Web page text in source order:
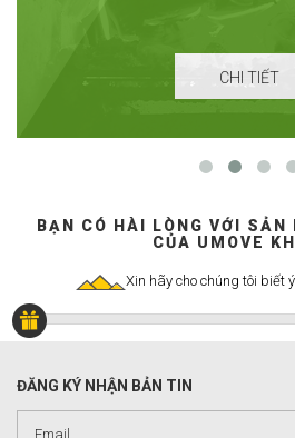
CHI TIẾT
BẠN CÓ HÀI LÒNG VỚI SẢN
CỦA UMOVE
Xin hãy cho chúng tôi biết
ĐĂNG KÝ NHẬN BẢN TIN